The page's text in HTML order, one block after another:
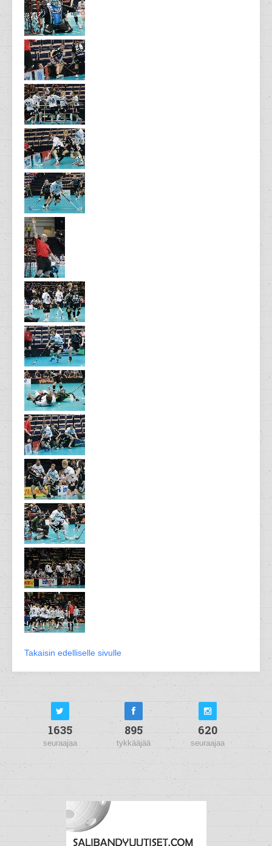
Takaisin edelliselle sivulle
1635
seuraajaa
895
tykkääjää
620
seuraajaa